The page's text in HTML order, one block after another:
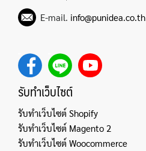
E-mail. info@punidea.co.th
รับทำเว็บไซต์
รับทำเว็บไซต์ Shopify
รับทำเว็บไซต์ Magento 2
รับทำเว็บไซต์ Woocommerce